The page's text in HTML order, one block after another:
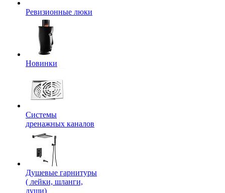
Ревизионные люки
Новинки
Системы
дренажных каналов
Душевые гарнитуры
( лейки, шланги,
души)